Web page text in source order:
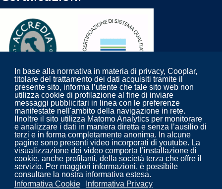
In base alla normativa in materia di privacy, Cooplar,
titolare del trattamento dei dati acquisiti tramite il
presente sito, informa l’utente che tale sito web non
utilizza cookie di profilazione al fine di inviare
messaggi pubblicitari in linea con le preferenze
manifestate nell'ambito della navigazione in rete.
IInoltre il sito utilizza Matomo Analytics per monitorare
e analizzare i dati in maniera diretta e senza l’ausilio di
terzi e in forma completamente anonima. In alcune
pagine sono presenti video incorporati di youtube. La
visualizzazione dei video comporta l’installazione di
cookie, anche profilanti, della società terza che offre il
servizio. Per maggiori informazioni, è possibile
consultare la nostra informativa estesa.
Informativa Cookie
Informativa Privacy
Progettazione ed erogazione del servizio di: pulizia,
derattizzazione, disinfestazione e disinfezione per aziende
biomedicali e non.